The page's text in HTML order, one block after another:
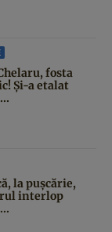
fosta
Și-a etalat
la pușcărie,
interlop